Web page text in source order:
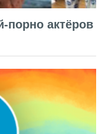
порно актёров